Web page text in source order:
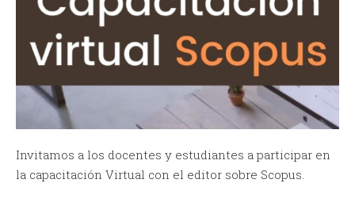
Invitamos a los docentes y estudiantes a participar en
la capacitación Virtual con el editor sobre Scopus.